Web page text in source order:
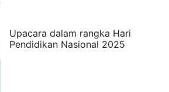
Upacara dalam rangka Hari
Pendidikan Nasional 2025